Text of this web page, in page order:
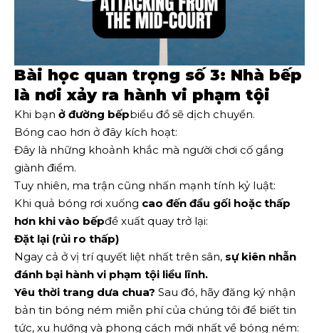
Bài học quan trọng số 3: Nhà bếp
là nơi xảy ra hành vi phạm tội
Khi bạn ở đường bếpbiểu đồ sẽ dịch chuyển.
Bóng cao hơn ở đây kích hoạt:
Đây là những khoảnh khắc mà người chơi cố gắng
giành điểm.
Tuy nhiên, ma trận cũng nhấn mạnh tính kỷ luật:
Khi quả bóng rơi xuống cao đến đầu gối hoặc thấp
hơn khi vào bếpđề xuất quay trở lại:
Đặt lại (rủi ro thấp)
Ngay cả ở vị trí quyết liệt nhất trên sân, sự kiên nhẫn
đánh bại hành vi phạm tội liều lĩnh.
Yêu thời trang dưa chua? Sau đó, hãy đăng ký nhận
bản tin bóng ném miễn phí của chúng tôi để biết tin
tức, xu hướng và phong cách mới nhất về bóng ném: